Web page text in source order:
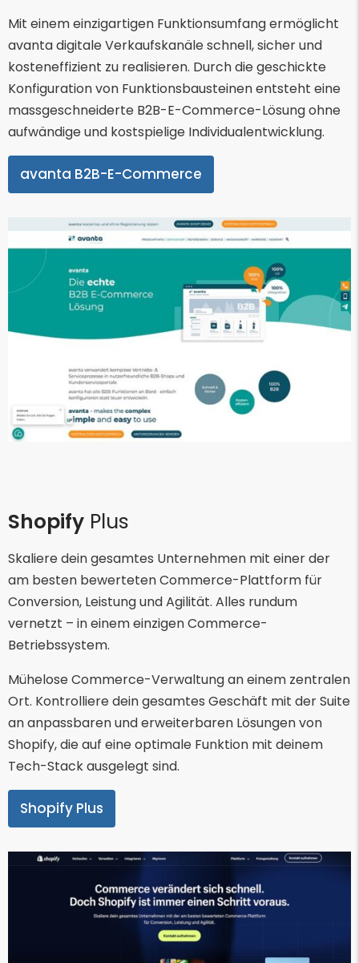
Mit einem einzigartigen Funktionsumfang ermöglicht
avanta digitale Verkaufskanäle schnell, sicher und
kosteneffizient zu realisieren. Durch die geschickte
Konfiguration von Funktionsbausteinen entsteht eine
massgeschneiderte B2B-E-Commerce-Lösung ohne
aufwändige und kostspielige Individualentwicklung.
avanta B2B-E-Commerce
Shopify Plus
Skaliere dein gesamtes Unternehmen mit einer der
am besten bewerteten Commerce-Plattform für
Conversion, Leistung und Agilität. Alles rundum
vernetzt – in einem einzigen Commerce-
Betriebssystem.
Mühelose Commerce-Verwaltung an einem zentralen
Ort. Kontrolliere dein gesamtes Geschäft mit der Suite
an anpassbaren und erweiterbaren Lösungen von
Shopify, die auf eine optimale Funktion mit deinem
Tech-Stack ausgelegt sind.
Shopify Plus